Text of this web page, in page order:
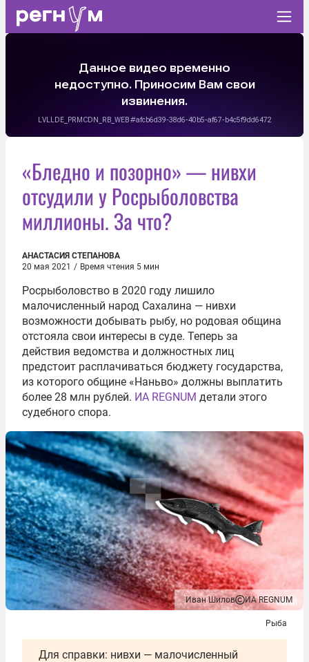
«Бледно и позорно» — нивхи
отсудили у Росрыболовства
миллионы. За что?
АНАСТАСИЯ СТЕПАНОВА
20 мая 2021 / Время чтения 5 мин
Росрыболовство в 2020 году лишило
малочисленный народ Сахалина — нивхи
возможности добывать рыбу, но родовая община
отстояла свои интересы в суде. Теперь за
действия ведомства и должностных лиц
предстоит расплачиваться бюджету государства,
из которого общине «Наньво» должны выплатить
более 28 млн рублей. ИА REGNUM детали этого
судебного спора.
Иван Шилов ИА REGNUM
Рыба
Для справки: нивхи — малочисленный